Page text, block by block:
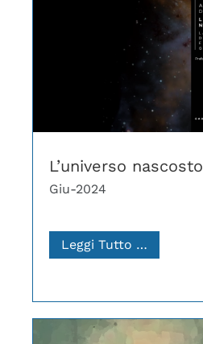
L’universo nascosto
Giu-2024
Leggi Tutto …